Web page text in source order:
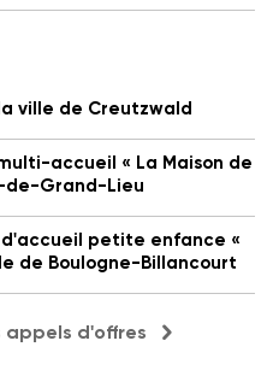
ville de Creutzwald
accueil « La Maison de
de-Grand-Lieu
petite enfance «
de Boulogne-Billancourt
appels d'offres